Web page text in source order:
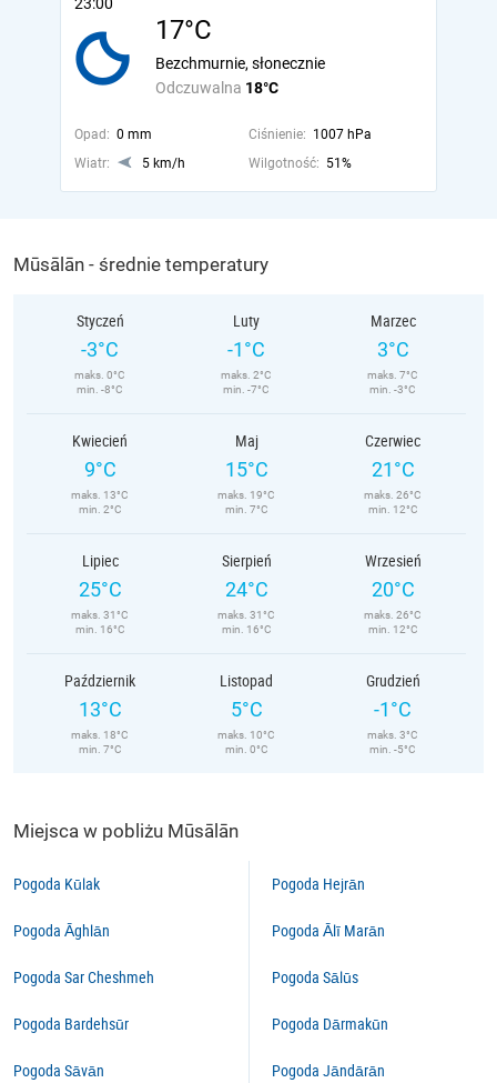
17°C
Odczuwalna 18°C
Bezchmurnie, słonecznie
Opad: 0 mm Ciśnienie: 1007 hPa
Wiatr:
5 km/h Wilgotność: 51%
Mūsālān - średnie temperatury
Styczeń
-3°C
maks. 0°C
min. -8°C
Luty
-1°C
maks. 2°C
min. -7°C
Marzec
3°C
maks. 7°C
min. -3°C
Kwiecień
9°C
maks. 13°C
min. 2°C
Maj
15°C
maks. 19°C
min. 7°C
Czerwiec
21°C
maks. 26°C
min. 12°C
Lipiec
25°C
maks. 31°C
min. 16°C
Sierpień
24°C
maks. 31°C
min. 16°C
Wrzesień
20°C
maks. 26°C
min. 12°C
Październik
13°C
maks. 18°C
min. 7°C
Listopad
5°C
maks. 10°C
min. 0°C
Grudzień
-1°C
maks. 3°C
min. -5°C
Miejsca w pobliżu Mūsālān
Pogoda Kūlak
Pogoda Āghlān
Pogoda Sar Cheshmeh
Pogoda Bardehsūr
Pogoda Sāvān
Pogoda Hejrān
Pogoda Ālī Marān
Pogoda Sālūs
Pogoda Dārmakūn
Pogoda Jāndārān